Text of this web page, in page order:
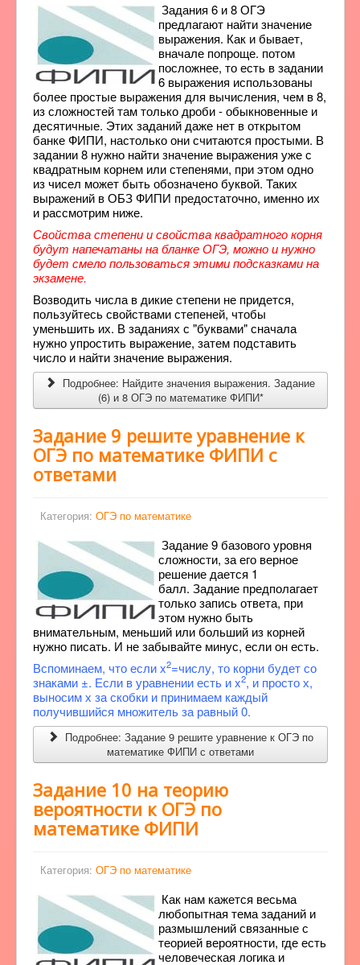
Задания 6 и 8 ОГЭ
предлагают найти значение
выражения. Как и бывает,
вначале попроще. потом
посложнее, то есть в задании
6 выражения использованы
более простые выражения для вычисления, чем в 8,
из сложностей там только дроби - обыкновенные и
десятичные. Этих заданий даже нет в открытом
банке ФИПИ, настолько они считаются простыми. В
задании 8 нужно найти значение выражения уже с
квадратным корнем или степенями, при этом одно
из чисел может быть обозначено буквой. Таких
выражений в ОБЗ ФИПИ предостаточно, именно их
и рассмотрим ниже.
Свойства степени и свойства квадратного корня
будут напечатаны на бланке ОГЭ, можно и нужно
будет смело пользоваться этими подсказками на
экзамене.
Возводить числа в дикие степени не придется,
пользуйтесь свойствами степеней, чтобы
уменьшить их. В заданиях с "буквами" сначала
нужно упростить выражение, затем подставить
число и найти значение выражения.
Подробнее: Найдите значения выражения. Задание
(6) и 8 ОГЭ по математике ФИПИ*
Задание 9 решите уравнение к
ОГЭ по математике ФИПИ с
ответами
Категория: ОГЭ по математике
Задание 9 базового уровня
сложности, за его верное
решение дается 1
балл. Задание предполагает
только запись ответа, при
этом нужно быть
внимательным, меньший или больший из корней
нужно писать. И не забывайте минус, если он есть.
Вспоминаем, что если x2=числу, то корни будет со
знаками ±. Если в уравнении есть и x2, и просто х,
выносим х за скобки и принимаем каждый
получившийся множитель за равный 0.
Подробнее: Задание 9 решите уравнение к ОГЭ по
математике ФИПИ с ответами
Задание 10 на теорию
вероятности к ОГЭ по
математике ФИПИ
Категория: ОГЭ по математике
Как нам кажется весьма
любопытная тема заданий и
размышлений связанные с
теорией вероятности, где есть
человеческая логика и